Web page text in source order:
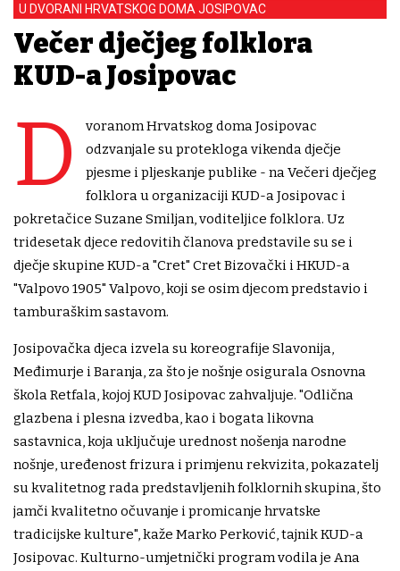
U DVORANI HRVATSKOG DOMA JOSIPOVAC
Večer dječjeg folklora
KUD-a Josipovac
D
voranom Hrvatskog doma Josipovac
odzvanjale su protekloga vikenda dječje
pjesme i pljeskanje publike - na Večeri dječjeg
folklora u organizaciji KUD-a Josipovac i
pokretačice Suzane Smiljan, voditeljice folklora. Uz
tridesetak djece redovitih članova predstavile su se i
dječje skupine KUD-a "Cret" Cret Bizovački i HKUD-a
"Valpovo 1905" Valpovo, koji se osim djecom predstavio i
tamburaškim sastavom.
Josipovačka djeca izvela su koreografije Slavonija,
Međimurje i Baranja, za što je nošnje osigurala Osnovna
škola Retfala, kojoj KUD Josipovac zahvaljuje. "Odlična
glazbena i plesna izvedba, kao i bogata likovna
sastavnica, koja uključuje urednost nošenja narodne
nošnje, uređenost frizura i primjenu rekvizita, pokazatelj
su kvalitetnog rada predstavljenih folklornih skupina, što
jamči kvalitetno očuvanje i promicanje hrvatske
tradicijske kulture", kaže Marko Perković, tajnik KUD-a
Josipovac. Kulturno-umjetnički program vodila je Ana